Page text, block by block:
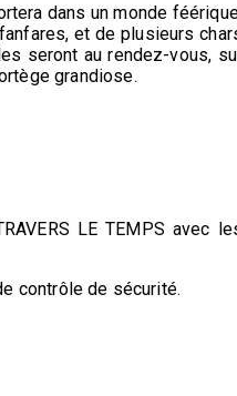
dans un monde
et de plusieurs
seront au rendez-vous,
grandiose.
LE TEMPS avec
contrôle de sécurité.